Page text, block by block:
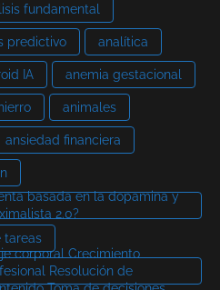
fundamental
predictivo analítica
IA anemia gestacional
animales
ansiedad financiera
basada en la dopamina y
2.0?
tareas
corporal Crecimiento
Resolución de